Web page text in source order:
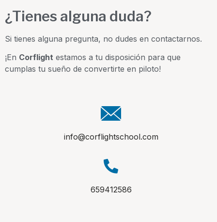
¿Tienes alguna duda?
Si tienes alguna pregunta, no dudes en contactarnos.
¡En Corflight estamos a tu disposición para que
cumplas tu sueño de convertirte en piloto!
info@corflightschool.com
659412586